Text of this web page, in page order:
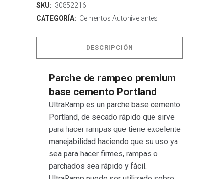
SKU: 30852216
CATEGORÍA: Cementos Autonivelantes
DESCRIPCIÓN
Parche de rampeo premium
base cemento Portland
UltraRamp es un parche base cemento
Portland, de secado rápido que sirve
para hacer rampas que tiene excelente
manejabilidad haciendo que su uso ya
sea para hacer firmes, rampas o
parchados sea rápido y fácil.